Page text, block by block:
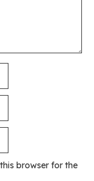
browser for the